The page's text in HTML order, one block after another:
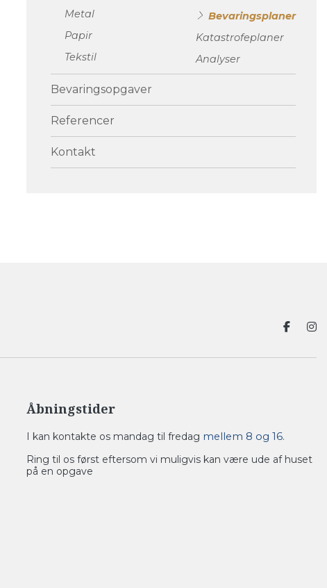
Metal
Papir
Tekstil
Bevaringsplaner
Katastrofeplaner
Analyser
Bevaringsopgaver
Referencer
Kontakt
Åbningstider
I kan kontakte os mandag til fredag mellem 8 og 16.
Ring til os først eftersom vi muligvis kan være ude af huset
på en opgave